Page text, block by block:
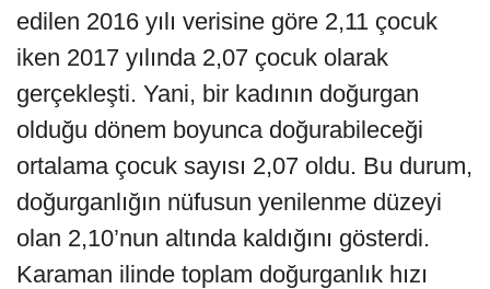
edilen 2016 yılı verisine göre 2,11 çocuk
iken 2017 yılında 2,07 çocuk olarak
gerçekleşti. Yani, bir kadının doğurgan
olduğu dönem boyunca doğurabileceği
ortalama çocuk sayısı 2,07 oldu. Bu durum,
doğurganlığın nüfusun yenilenme düzeyi
olan 2,10’nun altında kaldığını gösterdi.
Karaman ilinde toplam doğurganlık hızı